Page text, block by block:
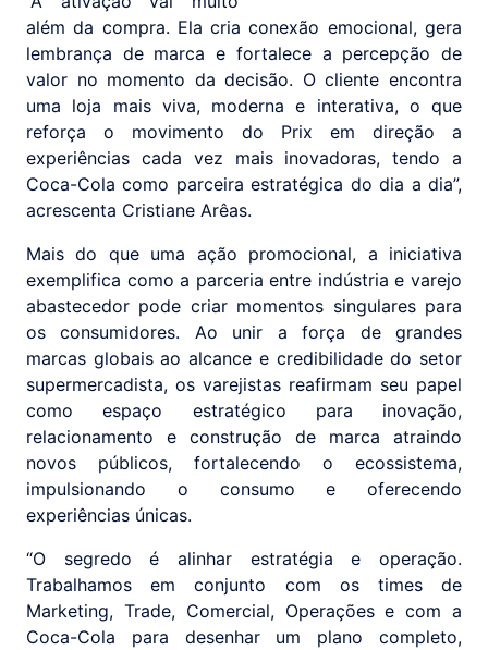
além da compra. Ela cria conexão emocional, gera
lembrança de marca e fortalece a percepção de
valor no momento da decisão. O cliente encontra
uma loja mais viva, moderna e interativa, o que
reforça o movimento do Prix em direção a
experiências cada vez mais inovadoras, tendo a
Coca-Cola como parceira estratégica do dia a dia”,
acrescenta Cristiane Arêas.
Mais do que uma ação promocional, a iniciativa
exemplifica como a parceria entre indústria e varejo
abastecedor pode criar momentos singulares para
os consumidores. Ao unir a força de grandes
marcas globais ao alcance e credibilidade do setor
supermercadista, os varejistas reafirmam seu papel
como espaço estratégico para inovação,
relacionamento e construção de marca atraindo
novos públicos, fortalecendo o ecossistema,
impulsionando o consumo e oferecendo
experiências únicas.
“O segredo é alinhar estratégia e operação.
Trabalhamos em conjunto com os times de
Marketing, Trade, Comercial, Operações e com a
Coca-Cola para desenhar um plano completo,